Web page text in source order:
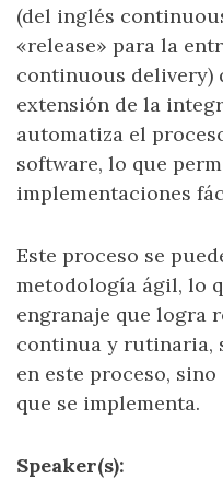
(del inglés
«release» para la
continuous delivery)
extensión de la
automatiza el
software, lo que
implementaciones
Este proceso se
metodología ágil, lo
engranaje que logra
continua y rutinaria,
en este proceso,
que se implementa.
Speaker(s):